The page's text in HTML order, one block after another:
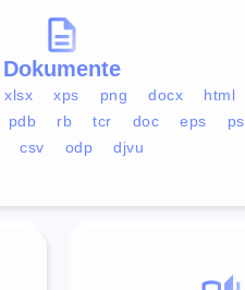
Dokumente
xlsx xps png docx html
pdb rb tcr doc eps ps
csv odp djvu